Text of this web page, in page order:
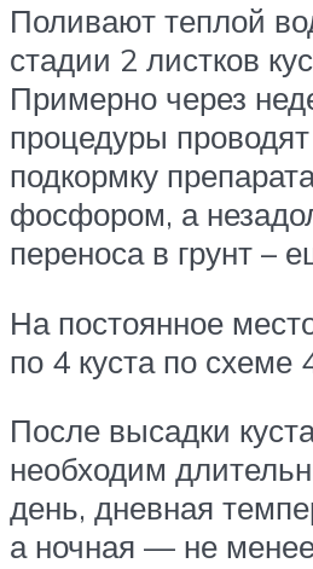
Поливают теплой
стадии 2 листков
Примерно через
процедуры
подкормку
фосфором, а
переноса в грунт –
На постоянное
по 4 куста по схеме
После высадки
необходим
день, дневная
а ночная — не